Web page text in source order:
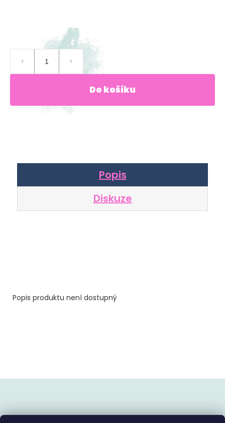
Skladem(>10 ks)
249 Kč
Měrná
Do košíku
Popis
Diskuze
Popis produktu není dostupný
o
r
č
p